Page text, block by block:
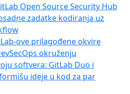
Open Source Security Hub
zadatke kodiranja uz
ove prilagođene okvire
okruženju
softvera: GitLab Duo i
ideje u kod za par